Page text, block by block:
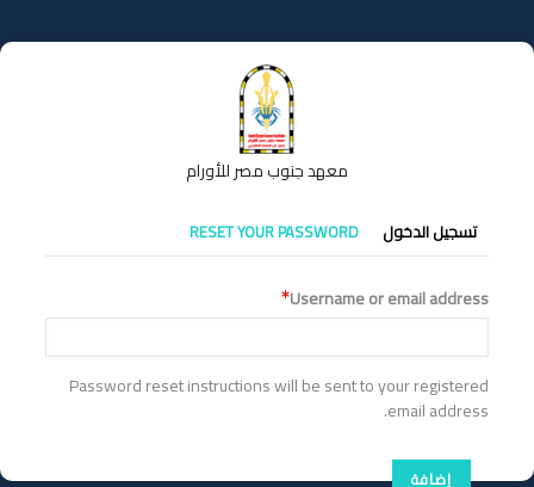
إلى
المحتوى
معهد جنوب مصر للأورام
التبويبات
الأساسية
تسجيل الدخول RESET YOUR PASSWORD
Username or email address
Password reset instructions will be sent to your registered
email address.